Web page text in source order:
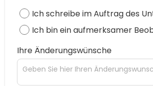
Ich schreibe im Auftrag des
Ich bin ein aufmerksamer
Ihre Änderungswünsche